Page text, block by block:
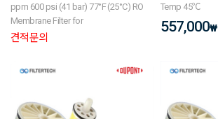
ppm 600 psi (41 bar) 77°F (25°C) RO
Membrane Filter for
견적문의
Temp 45℃
557,000₩